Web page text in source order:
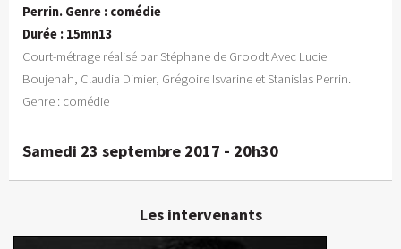
Perrin. Genre : comédie
Durée : 15mn13
Court-métrage réalisé par Stéphane de Groodt Avec Lucie
Boujenah, Claudia Dimier, Grégoire Isvarine et Stanislas Perrin.
Genre : comédie
Samedi 23 septembre 2017 - 20h30
Les intervenants